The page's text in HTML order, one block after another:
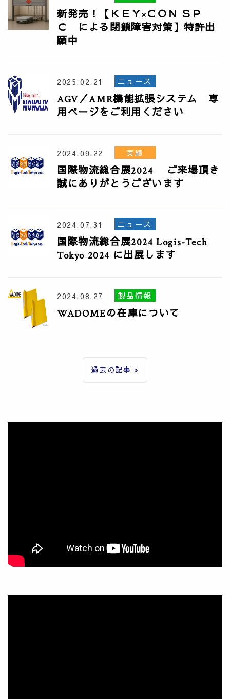
新発売！【ＫＥＹ×ＣＯＮ ＳＰ
Ｃ による閉鎖障害対策】特許出
願中
2025.02.21 ニュース
AGV／AMR機能拡張システム 専
用ページをご利用ください
2024.09.22 実績
国際物流総合展2024 ご来場頂き
誠にありがとうございます
2024.07.31 ニュース
国際物流総合展2024 Logis-Tech
Tokyo 2024 に出展します
2024.08.27 製品情報
WADOMEの在庫について
過去の記事